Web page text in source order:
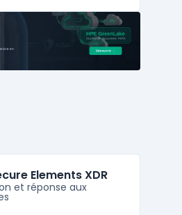
menaces. Ce modèle de
permet aux équipes
Elements XDR
et réponse aux